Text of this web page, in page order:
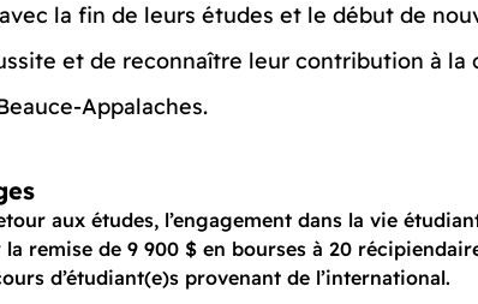
la fin de leurs études et le début de
et de reconnaître leur contribution à
Appalaches.
aux études, l’engagement dans la vie
remise de 9 900 $ en bourses à 20
d’étudiant(e)s provenant de l’international.